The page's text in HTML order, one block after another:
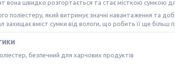
вона швидко розгортається та стає місткою сумкою
поліестеру, який витримує значні навантаження та
захищає вміст сумки від вологи, що робить її ще більш
безпечний для харчових продуктів